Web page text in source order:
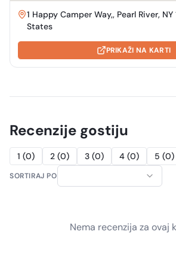
1 Happy Camper Way,, Pearl River,
States
PRIKAŽI NA KARTI
Recenzije gostiju
1 (0) 2 (0) 3 (0) 4 (0) 5 (0)
SORTIRAJ PO
Nema recenzija za ovaj